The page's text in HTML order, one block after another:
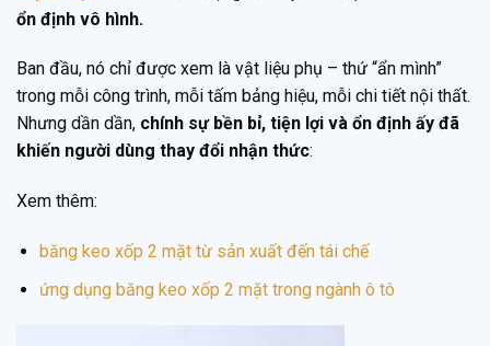
ổn định vô hình.
Ban đầu, nó chỉ được xem là vật liệu phụ – thứ “ẩn mình”
trong mỗi công trình, mỗi tấm bảng hiệu, mỗi chi tiết nội thất.
Nhưng dần dần, chính sự bền bỉ, tiện lợi và ổn định ấy đã
khiến người dùng thay đổi nhận thức:
Xem thêm:
băng keo xốp 2 mặt từ sản xuất đến tái chế
ứng dụng băng keo xốp 2 mặt trong ngành ô tô